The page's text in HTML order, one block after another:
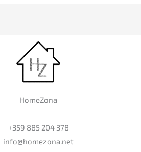
HomeZona
+359 885 204 378
info@homezona.net